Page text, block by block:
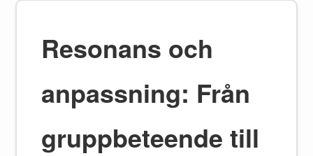
Resonans och
anpassning: Från
gruppbeteende till